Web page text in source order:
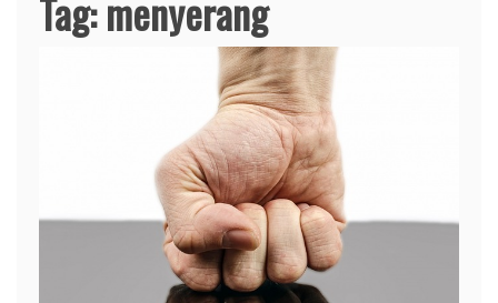
Tag:menyerang